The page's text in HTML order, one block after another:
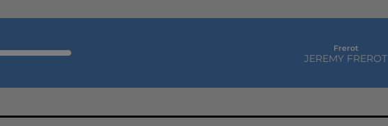
Frerot
JEREMY FREROT